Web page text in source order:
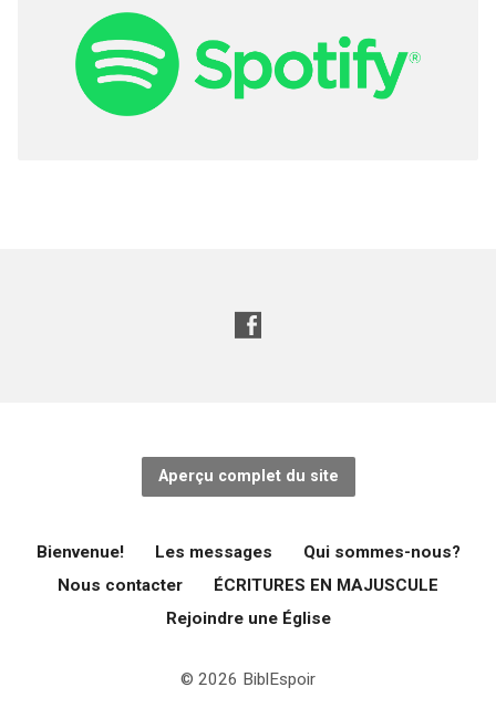
Aperçu complet du site
Bienvenue! Les messages
Qui sommes-nous?
Nous contacter
ÉCRITURES EN MAJUSCULE
Rejoindre une Église
© 2026 BiblEspoir